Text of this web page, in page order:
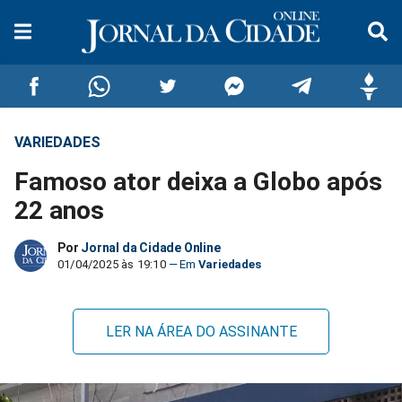
Compartilhar
no
Facebook
Compartilhar
no
Whatsapp
no
Twitter
no
Messenger
no
no
VARIEDADES
Famoso ator deixa a Globo após
22 anos
Por Jornal da Cidade Online
01/04/2025 às 19:10 Variedades
LER NA ÁREA DO ASSINANTE